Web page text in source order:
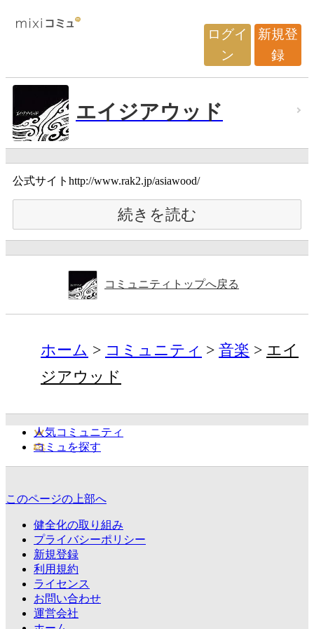
ログイ
ン
新規登
録
エイジアウッド
公式サイトhttp://www.rak2.jp/asiawood/
続きを読む
コミュニティトップへ戻る
ホーム コミュニティ 音楽
エイ
ジアウッド
人気コミュニティ
コミュを探す
このページの上部へ
健全化の取り組み
プライバシーポリシー
新規登録
利用規約
ライセンス
お問い合わせ
運営会社